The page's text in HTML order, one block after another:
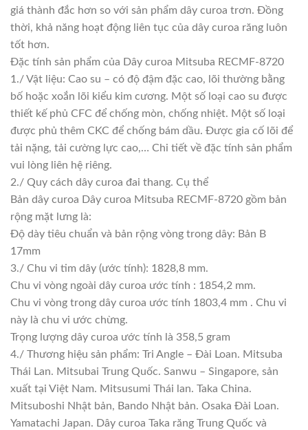
giá thành đắc hơn so với sản phẩm dây curoa trơn. Đồng
thời, khả năng hoạt động liên tục của dây curoa răng luôn
tốt hơn.
Đặc tính sản phẩm của Dây curoa Mitsuba RECMF-8720
1./ Vật liệu: Cao su – có độ đậm đặc cao, lõi thường bằng
bố hoặc xoắn lõi kiểu kim cương. Một số loại cao su được
thiết kế phủ CFC để chống mòn, chống nhiệt. Một số loại
được phủ thêm CKC để chống bám dầu. Được gia cố lõi để
tải nặng, tải cường lực cao,… Chi tiết về đặc tính sản phẩm
vui lòng liên hệ riêng.
2./ Quy cách dây curoa đai thang. Cụ thể
Bản dây curoa Dây curoa Mitsuba RECMF-8720 gồm bản
rộng mặt lưng là:
Độ dày tiêu chuẩn và bản rộng vòng trong dây: Bản B
17mm
3./ Chu vi tim dây (ước tính): 1828,8 mm.
Chu vi vòng ngoài dây curoa ước tính : 1854,2 mm.
Chu vi vòng trong dây curoa ước tính 1803,4 mm . Chu vi
này là chu vi ước chừng.
Trọng lượng dây curoa ước tính là 358,5 gram
4./ Thương hiệu sản phẩm: Tri Angle – Đài Loan. Mitsuba
Thái Lan. Mitsubai Trung Quốc. Sanwu – Singapore, sản
xuất tại Việt Nam. Mitsusumi Thái lan. Taka China.
Mitsuboshi Nhật bản, Bando Nhật bản. Osaka Đài Loan.
Yamatachi Japan. Dây curoa Taka răng Trung Quốc và